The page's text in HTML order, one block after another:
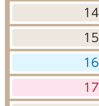
14
15
16
17